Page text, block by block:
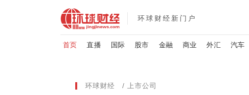
环球财经新门户
首页 直播 国际 股市 金融 商业 外汇 汽车
环球财经 上市公司